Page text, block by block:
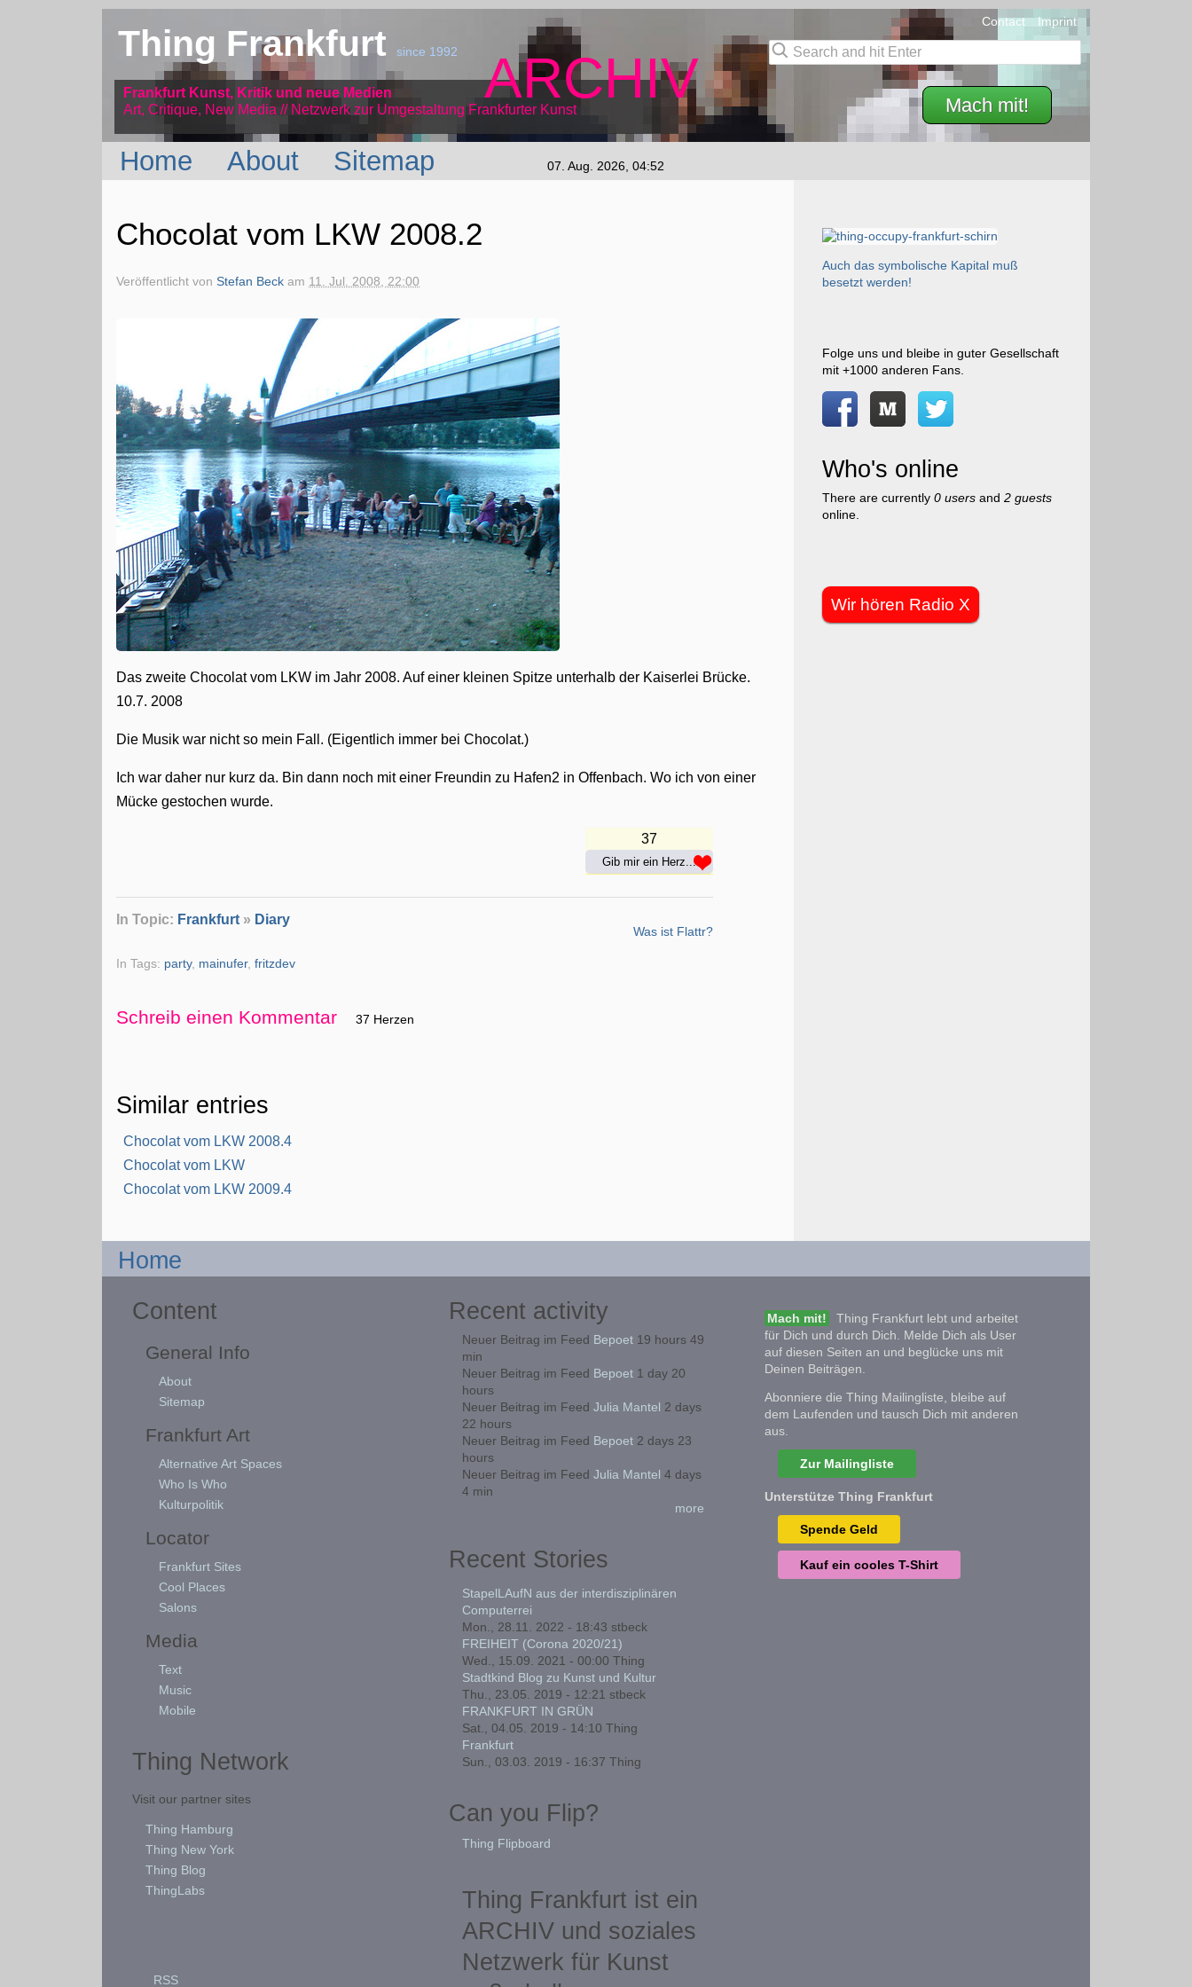
Thing Frankfurtsince 1992
Frankfurt Kunst, Kritik und neue Medien
Art, Critique, New Media // Netzwerk
ARCHIV
zur Umgestaltung Frankfurter Kunst Mach mit!
Contact Imprint
Home About Sitemap 07. Aug. 2026, 04:52
Chocolat vom LKW 2008.2
Veröffentlicht vonStefan Beck am 11. Jul. 2008, 22:00
Das zweite Chocolat vom LKW im Jahr 2008. Auf einer kleinen Spitze unterhalb der Kaiserlei Brücke.
10.7. 2008
Die Musik war nicht so mein Fall. (Eigentlich immer bei Chocolat.)
Ich war daher nur kurz da. Bin dann noch mit einer Freundin zu Hafen2 in Offenbach. Wo ich von einer
Mücke gestochen wurde.
37
Gib mir ein Herz...
In Topic: Frankfurt » Diary
In Tags: party, mainufer,fritzdev
Was ist Flattr?
Schreib einen Kommentar 37 Herzen
Similar entries
Chocolat vom LKW 2008.4
Chocolat vom LKW
Chocolat vom LKW 2009.4
Auch das symbolische Kapital muß
besetzt werden!
Folge uns und bleibe in guter Gesellschaft
mit +1000 anderen Fans.
Who's online
There are currently 0 usersand 2 guests
online.
Wir hören Radio X
Home
Content
General Info
About
Sitemap
Frankfurt Art
Alternative Art Spaces
Who Is Who
Kulturpolitik
Locator
Frankfurt Sites
Cool Places
Salons
Media
Text
Music
Mobile
Thing Network
Visit our partner sites
Thing Hamburg
Thing New York
Thing Blog
ThingLabs
RSS
Recent activity
Neuer Beitrag im Feed Bepoet19 hours 49
min
Neuer Beitrag im Feed Bepoet1 day 20
hours
Neuer Beitrag im Feed Julia Mantel 2 days
22 hours
Neuer Beitrag im Feed Bepoet2 days 23
hours
Neuer Beitrag im Feed Julia Mantel 4 days
4 min
more
Recent Stories
StapelLAufN aus der interdisziplinären
Computerrei
Mon., 28.11. 2022 - 18:43 stbeck
FREIHEIT (Corona 2020/21)
Wed., 15.09. 2021 - 00:00 Thing
Stadtkind Blog zu Kunst und Kultur
Thu., 23.05. 2019 - 12:21 stbeck
FRANKFURT IN GRÜN
Sat., 04.05. 2019 - 14:10 Thing
Frankfurt
Sun., 03.03. 2019 - 16:37 Thing
Can you Flip?
Thing Flipboard
Thing Frankfurt ist ein
ARCHIV und soziales
Netzwerk für Kunst
Mach mit!
Thing Frankfurt lebt und arbeitet
für Dich und durch Dich. Melde Dich als User
auf diesen Seiten an und beglücke uns mit
Deinen Beiträgen.
Abonniere die Thing Mailingliste, bleibe auf
dem Laufenden und tausch Dich mit anderen
aus.
Zur Mailingliste
Unterstütze Thing Frankfurt
Spende Geld
Kauf ein cooles T-Shirt